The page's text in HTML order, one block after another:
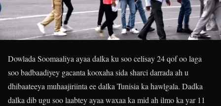
Dowlada Soomaaliya ayaa dalka ku soo celisay 24 qof oo laga
soo badbaadiyey gacanta kooxaha sida sharci darrada ah u
dhibaateeya muhaajiriinta ee dalka Tunisia ka hawlgala. Dadka
dalka dib ugu soo laabtey ayaa waxaa ka mid ah ilmo ka yar 11